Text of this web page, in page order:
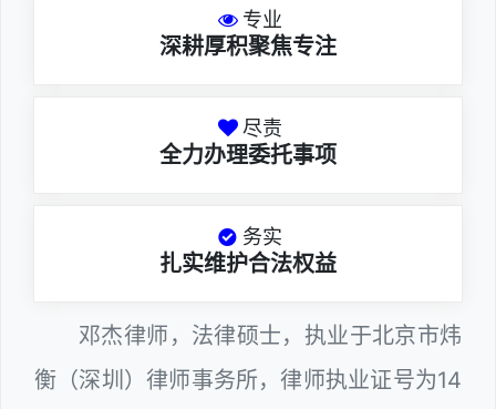
专业
深耕厚积聚焦专注
尽责
全力办理委托事项
务实
扎实维护合法权益
邓杰律师，法律硕士，执业于北京市炜
衡（深圳）律师事务所，律师执业证号为14